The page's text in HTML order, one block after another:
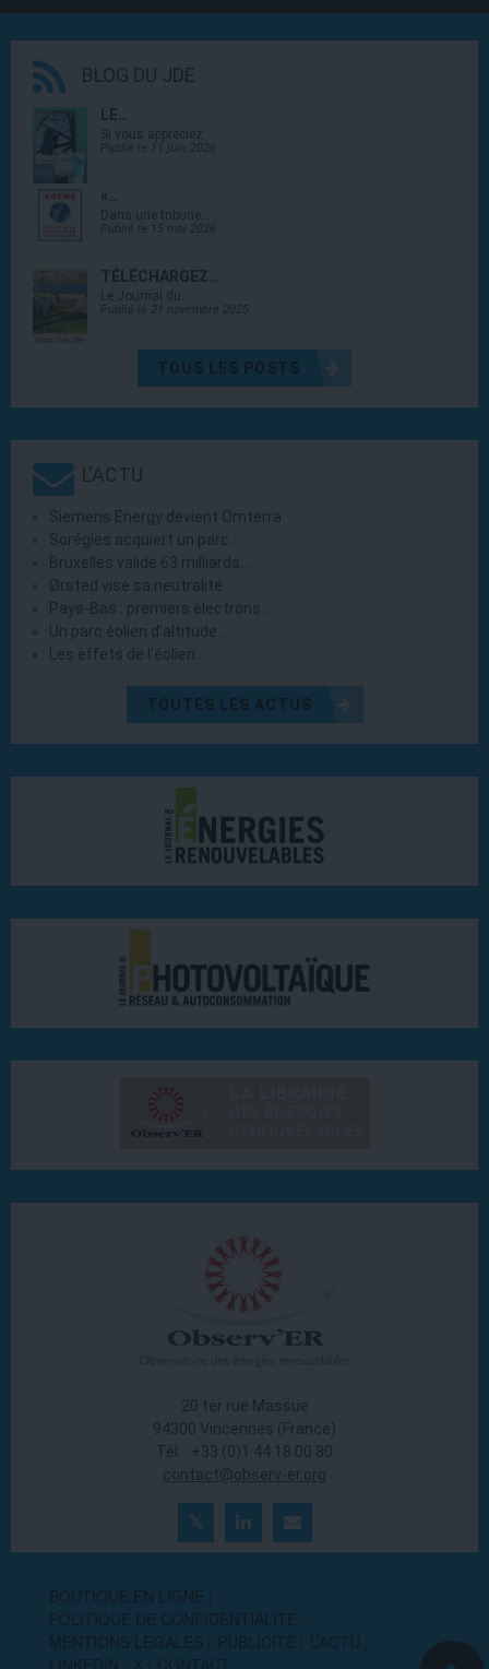
BLOG DU JDE
LE…
Si vous appréciez…
Publié le 11 juin 2026
«…
Dans une tribune…
Publié le 15 mai 2026
TÉLÉCHARGEZ…
Le Journal du…
Publié le 21 novembre 2025
TOUS LES POSTS
L'ACTU
Siemens Energy devient Omterra
Sorégies acquiert un parc…
Bruxelles valide 63 milliards…
Ørsted vise sa neutralité…
Pays-Bas : premiers électrons…
Un parc éolien d’altitude…
Les effets de l’éolien…
TOUTES LES ACTUS
20 ter rue Massue
94300 Vincennes (France)
Tél. : +33 (0)1 44 18 00 80
contact@observ-er.org
BOUTIQUE EN LIGNE
POLITIQUE DE CONFIDENTIALITÉ
MENTIONS LÉGALES
PUBLICITÉ
L’ACTU
LINKEDIN
X CONTACT